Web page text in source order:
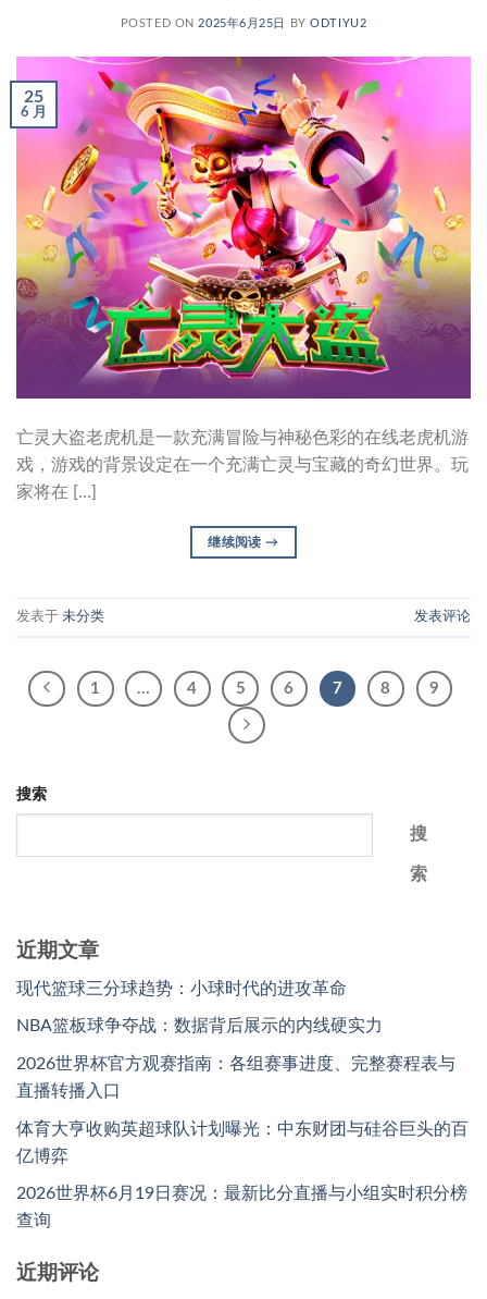
POSTED ON 2025年6月25日 BYODTIYU2
25
6 月
亡灵大盗老虎机是一款充满冒险与神秘色彩的在线老虎机游
戏，游戏的背景设定在一个充满亡灵与宝藏的奇幻世界。玩
家将在 […]
继续阅读→
发表于 未分类 发表评论
1 … 4 5 6 7 8 9
搜索
搜
索
近期文章
现代篮球三分球趋势：小球时代的进攻革命
NBA篮板球争夺战：数据背后展示的内线硬实力
2026世界杯官方观赛指南：各组赛事进度、完整赛程表与
直播转播入口
体育大亨收购英超球队计划曝光：中东财团与硅谷巨头的百
亿博弈
2026世界杯6月19日赛况：最新比分直播与小组实时积分榜
查询
近期评论